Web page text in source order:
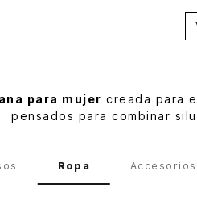
para mujer creada para
pensados para combinar
Ropa Accesorios